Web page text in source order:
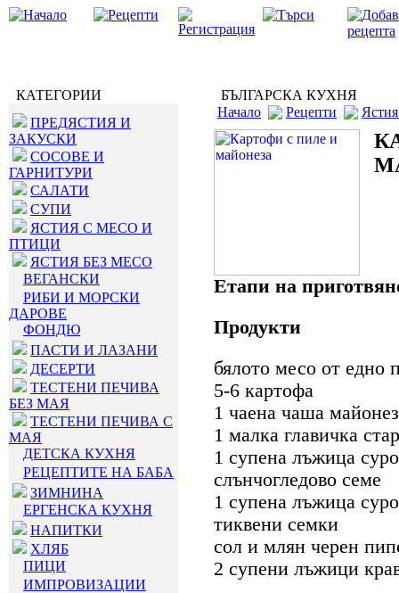
КАТЕГОРИИ
ПРЕДЯСТИЯ И
ЗАКУСКИ
СОСОВЕ И
ГАРНИТУРИ
САЛАТИ
СУПИ
ЯСТИЯ С МЕСО И
ПТИЦИ
ЯСТИЯ БЕЗ МЕСО
ВЕГАНСКИ
РИБИ И МОРСКИ
ДАРОВЕ
ФОНДЮ
ПАСТИ И ЛАЗАНИ
ДЕСЕРТИ
ТЕСТЕНИ ПЕЧИВА
БЕЗ МАЯ
ТЕСТЕНИ ПЕЧИВА С
МАЯ
ДЕТСКА КУХНЯ
РЕЦЕПТИТЕ НА БАБА
ЗИМНИНА
ЕРГЕНСКА КУХНЯ
НАПИТКИ
ХЛЯБ
ПИЦИ
ИМПРОВИЗАЦИИ
БЪЛГАРСКА КУХНЯ
Начало
Рецепти
Етапи на
Продукти
бялото месо от едно
5-6 картофа
1 чаена чаша
1 малка главичка
1 супена лъжица
слънчогледово семе
1 супена лъжица
тиквени семки
сол и млян черен
2 супени лъжици